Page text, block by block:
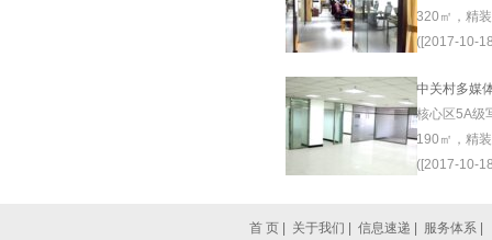
320㎡，精
([2017-10-
中关村多媒
核心区5A级
190㎡，精
([2017-10-
首 页 关于我们 信息速递 服务体系